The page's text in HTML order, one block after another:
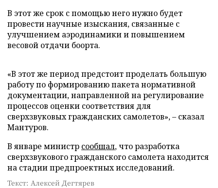
В этот же срок с помощью него нужно будет
провести научные изыскания, связанные с
улучшением аэродинамики и повышением
весовой отдачи боорта.
«В этот же период предстоит проделать большую
работу по формированию пакета нормативной
документации, направленной на регулирование
процессов оценки соответствия для
сверхзвуковых гражданских самолетов», – сказал
Мантуров.
В январе министр сообщал, что разработка
сверхзвукового гражданского самолета находится
на стадии предпроектных исследований.
Текст: Алексей Дегтярев